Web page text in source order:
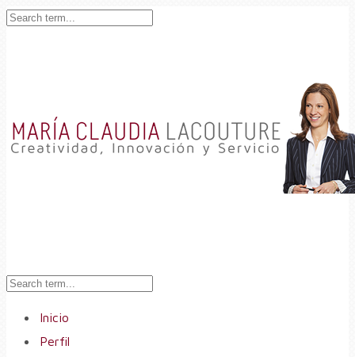
Inicio
Perfil